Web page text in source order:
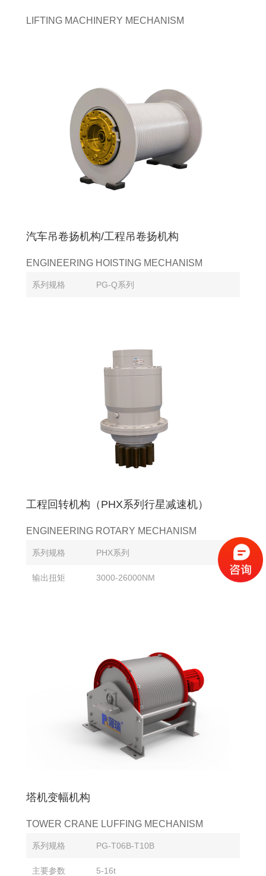
LIFTING MACHINERY MECHANISM
汽车吊卷扬机构/工程吊卷扬机构
ENGINEERING HOISTING MECHANISM
系列规格 PG-Q系列
工程回转机构（PHX系列行星减速机）
ENGINEERING ROTARY MECHANISM
系列规格 PHX系列
输出扭矩 3000-26000NM
塔机变幅机构
TOWER CRANE LUFFING MECHANISM
系列规格 PG-T06B-T10B
主要参数 5-16t